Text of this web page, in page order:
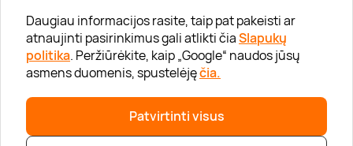
Daugiau informacijos rasite, taip pat pakeisti ar
atnaujinti pasirinkimus gali atlikti čiaSlapukų
politika. Peržiūrėkite, kaip „Google“ naudos jūsų
asmens duomenis, spustelėjęčia.
Patvirtinti visus
Informacija